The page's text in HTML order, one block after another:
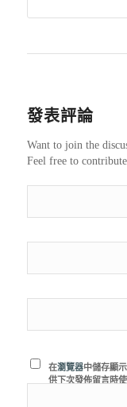
發表評論
Want to join the
Feel free to
在瀏覽器中儲存顯
供下次發佈留言時使